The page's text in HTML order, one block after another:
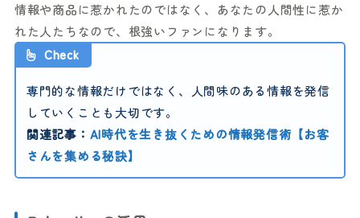
情報や商品に惹かれたのではなく、あなたの人間性に惹か
れた人たちなので、根強いファンになります。
Check
専門的な情報だけではなく、人間味のある情報を発信
していくことも大切です。
関連記事： AI時代を生き抜くための情報発信術【お客
さんを集める秘訣】